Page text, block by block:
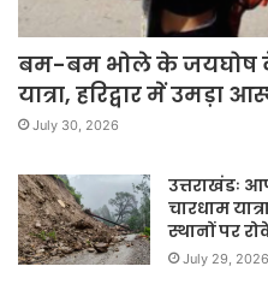
बम-बम भोले के जयघोष
यात्रा, हरिद्वार में उमड़ा
July 30, 2026
उत्तराखंडः
चारधाम
स्थानों पर
July 29, 2026